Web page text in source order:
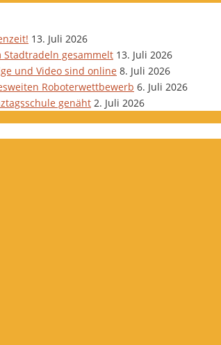
13. Juli 2026
Stadtradeln gesammelt 13. Juli 2026
und Video sind online 8. Juli 2026
Roboterwettbewerb 6. Juli 2026
genäht 2. Juli 2026